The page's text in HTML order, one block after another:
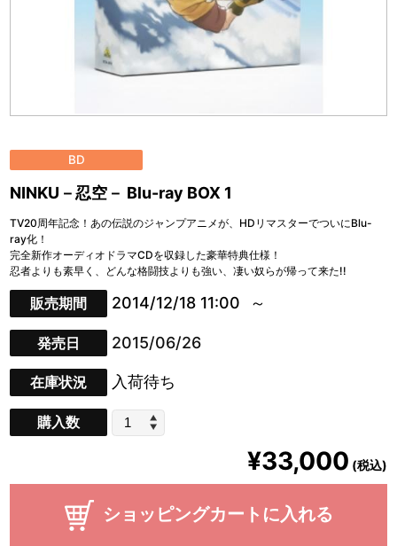
BD
NINKU－忍空－ Blu-ray BOX 1
TV20周年記念！あの伝説のジャンプアニメが、HDリマスターでついにBlu-
ray化！
完全新作オーディオドラマCDを収録した豪華特典仕様！
忍者よりも素早く、どんな格闘技よりも強い、凄い奴らが帰って来た!!
販売期間 2014/12/18 11:00
発売日 2015/06/26
在庫状況 入荷待ち
購入数
¥33,000 (税込)
ショッピングカートに入れる